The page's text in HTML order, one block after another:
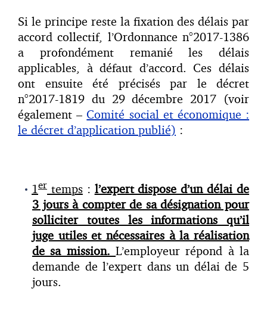
Si le principe reste la fixation des délais par
accord collectif, l’Ordonnance n°2017-1386
a profondément remanié les délais
applicables, à défaut d’accord. Ces délais
ont ensuite été précisés par le décret
n°2017-1819 du 29 décembre 2017 (voir
également –Comité social et économique :
le décret d’application publié) :
1 er temps : l’expert dispose d’un délai de
3 jours à compter de sa désignation pour
solliciter toutes les informations qu’il
juge utiles et nécessaires à la réalisation
de sa mission. L’employeur répond à la
demande de l’expert dans un délai de 5
jours.